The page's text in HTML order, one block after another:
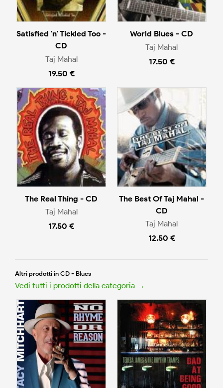
Satisfied 'n' Tickled Too -
CD
Taj Mahal
19.50 €
World Blues - CD
Taj Mahal
17.50 €
The Real Thing - CD
Taj Mahal
17.50 €
The Best Of Taj Mahal -
CD
Taj Mahal
12.50 €
Altri prodotti in CD - Blues
Vedi tutti i prodotti della categoria →